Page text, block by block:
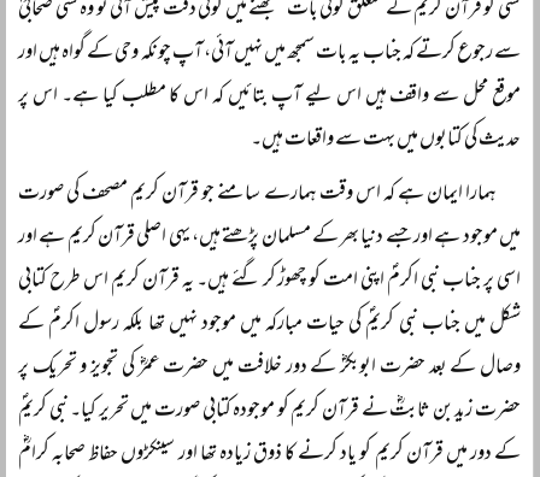
کسی کو قرآن کریم کے متعلق کوئی بات سمجھنے میں کوئی دقت پیش آتی تو وہ کسی صحابیؓ
سے رجوع کرتے کہ جناب یہ بات سمجھ میں نہیں آئی، آپ چونکہ وحی کے گواہ ہیں اور
موقع محل سے واقف ہیں اس لیے آپ بتائیں کہ اس کا مطلب کیا ہے۔ اس پر
حدیث کی کتابوں میں بہت سے واقعات ہیں۔
ہمارا ایمان ہے کہ اس وقت ہمارے سامنے جو قرآن کریم مصحف کی صورت
میں موجود ہے اور جسے دنیا بھر کے مسلمان پڑھتے ہیں، یہی اصلی قرآن کریم ہے اور
اسی پر جناب نبی اکرمؐ اپنی امت کو چھوڑ کر گئے ہیں۔ یہ قرآن کریم اس طرح کتابی
شکل میں جناب نبی کریمؐ کی حیات مبارکہ میں موجود نہیں تھا بلکہ رسول اکرمؐ کے
وصال کے بعد حضرت ابوبکرؓ کے دور خلافت میں حضرت عمرؓ کی تجویز و تحریک پر
حضرت زید بن ثابتؓ نے قرآن کریم کو موجودہ کتابی صورت میں تحریر کیا۔ نبی کریمؐ
کے دور میں قرآن کریم کو یاد کرنے کا ذوق زیادہ تھا اور سینکڑوں حفاظ صحابہ کرامؓ